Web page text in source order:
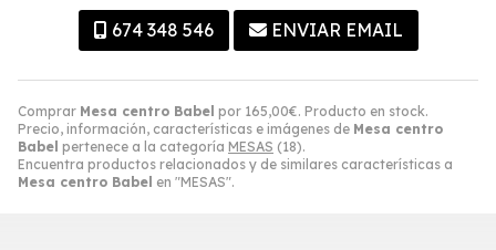
Comprar Mesa centro Babel por 165,00€. Producto en stock.
Precio, información, características e imágenes de Mesa centro
Babel pertenece a la categoría MESAS (18).
Encuentra productos relacionados y de similares características a
Mesa centro Babel en "MESAS".
674 348 546 ENVIAR EMAIL